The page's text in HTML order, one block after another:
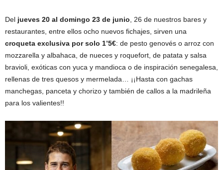
Del jueves 20 al domingo 23 de junio , 26 de nuestros bares y
restaurantes, entre ellos ocho nuevos fichajes, sirven una
croqueta exclusiva por solo 1’5€: de pesto genovés o arroz con
mozzarella y albahaca, de nueces y roquefort, de patata y salsa
bravioli, exóticas con yuca y mandioca o de inspiración senegalesa,
rellenas de tres quesos y mermelada… ¡¡Hasta con gachas
manchegas, panceta y chorizo y también de callos a la madrileña
para los valientes!!